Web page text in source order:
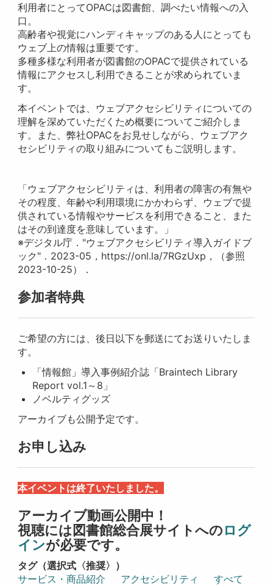
利用者にとってOPACは図書館、調べたい情報への入
口。
高齢者や視覚にハンディキャップのある人にとっても
ウェブ上の情報は重要です。
多種多様な利用者が図書館のOPACで提供されている
情報にアクセスし利用できることが求められていま
す。
本イベントでは、ウェブアクセシビリティについての
理解を深めていただくため概要についてご紹介しま
す。また、弊社OPACをお見せしながら、ウェブアク
セシビリティの取り組みについてもご説明します。
「ウェブアクセシビリティは、利用者の障害の有無や
その程度、年齢や利用環境にかかわらず、ウェブで提
供されている情報やサービスを利用できること、また
はその到達度を意味しています。」
※デジタル庁．"ウェブアクセシビリティ導入ガイドブ
ック"．2023-05，https://onl.la/7RGzUxp，（参照
2023-10-25）．
参加者特典
ご希望の方には、後日以下を郵送にてお送りいたしま
す。
「情報館」導入事例紹介誌「Braintech Library
Report vol.1～8」
ノベルティグッズ
アーカイブも公開予定です。
お申し込み
本イベントは終了いたしました。
アーカイブ動画公開中！
視聴には図書館総合展サイトへのログ
インが必要です。
タグ（選択式〈推奨〉）
サービス・商品紹介
アクセシビリティ すべて